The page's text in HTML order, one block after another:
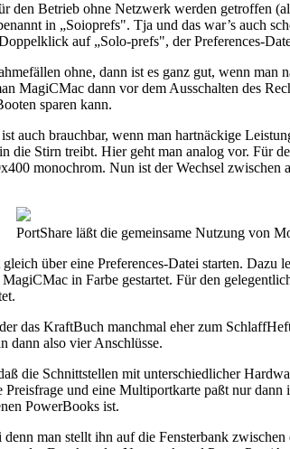
Betrieb ohne Netzwerk werden getroffen
in „Soioprefs". Tja und das war’s auch
auf „Solo-prefs", der Preferences-
ohne, dann ist es ganz gut, wenn
MagiCMac dann vor dem Ausschalten des
sparen kann.
auch brauchbar, wenn man hartnäckige
die Stirn treibt. Hier geht man analog vor. Für
monochrom. Nun ist der Wechsel
PortShare läßt die gemeinsame Nutzung von
über eine Preferences-Datei starten.
in Farbe gestartet. Für den
das KraftBuch manchmal eher zum
dann also vier Anschlüsse.
die Schnittstellen mit unterschiedlicher
Preisfrage und eine Multiportkarte paßt nur
PowerBooks ist.
man stellt ihn auf die Fensterbank